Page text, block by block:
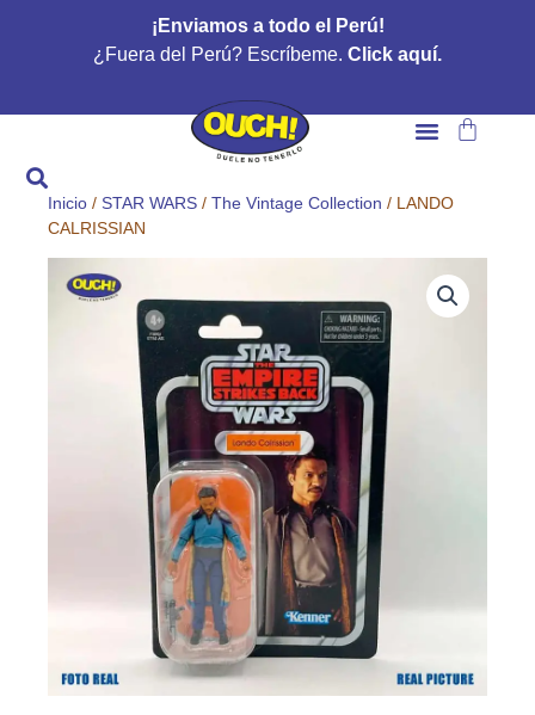
¡Enviamos a todo el Perú!
¿Fuera del Perú? Escríbeme. Click aquí.
Carrito
Inicio / STAR WARS /The Vintage Collection / LANDO
CALRISSIAN